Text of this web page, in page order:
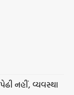
નહીં, વ્યવસ્થા